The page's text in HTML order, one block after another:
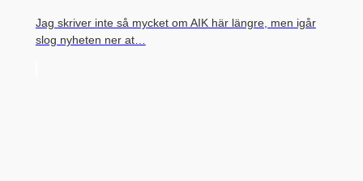
Jag skriver inte så mycket om AIK här längre, men igår
slog nyheten ner at…